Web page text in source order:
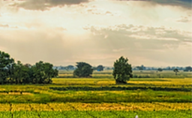
ottobre 2025.